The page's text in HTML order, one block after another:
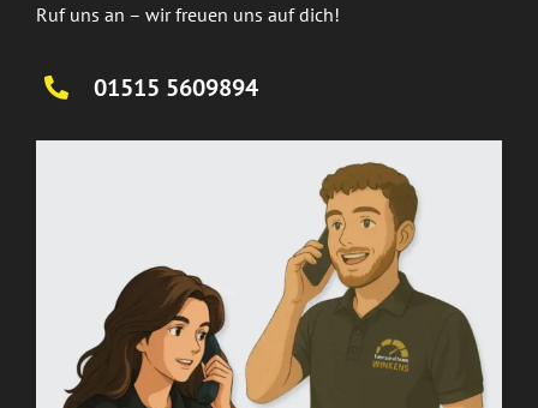
Ruf uns an – wir freuen uns auf dich!
01515 5609894